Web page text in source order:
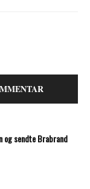
sendte Brabrand